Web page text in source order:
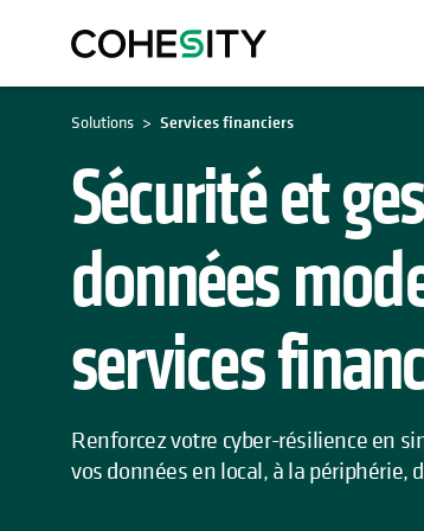
Solutions Services financiers
Sécurité et
données
services
Renforcez votre cyber-résilience en
vos données en local, à la périphérie,